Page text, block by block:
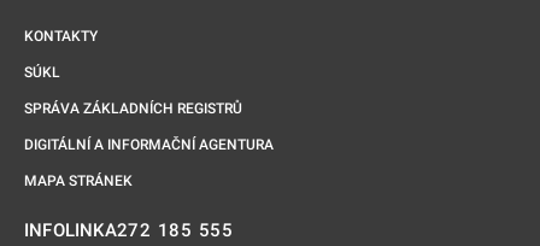
KONTAKTY
SÚKL
SPRÁVA ZÁKLADNÍCH REGISTRŮ
DIGITÁLNÍ A INFORMAČNÍ AGENTURA
MAPA STRÁNEK
INFOLINKA272 185 555